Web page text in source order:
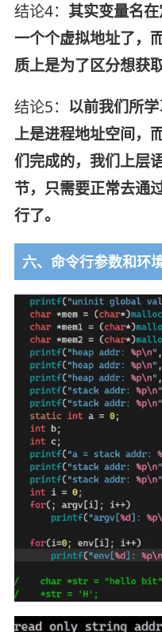
结论4： 其实变量名
一个个虚拟地址了，
质上是为了区分想获
结论5： 以前我们所
上是进程地址空间，
们完成的，我们上层
节，只需要正常去通
行了。
六、命令行参数和环